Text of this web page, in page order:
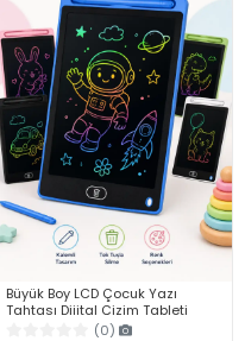
Büyük Boy LCD Çocuk Yazı
Tahtası Dijital Çizim Tableti
Kalemli Silinebilir 8.5′ Oyuncak
(0)